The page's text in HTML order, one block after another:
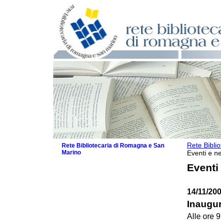
Rete
Eventi e
Eventi
14/11/
Alle ore
Rete Bibliotecaria di Romagna e San
Marino